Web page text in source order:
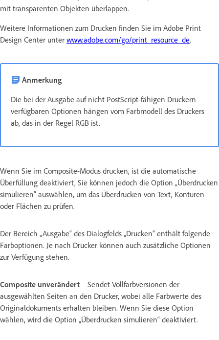
mit transparenten Objekten überlappen.
Weitere Informationen zum Drucken finden Sie im Adobe Print
Design Center unter www.adobe.com/go/print_resource_de.
Anmerkung
Die bei der Ausgabe auf nicht PostScript-fähigen Druckern
verfügbaren Optionen hängen vom Farbmodell des Druckers
ab, das in der Regel RGB ist.
Wenn Sie im Composite-Modus drucken, ist die automatische
Überfüllung deaktiviert, Sie können jedoch die Option „Überdrucken
simulieren“ auswählen, um das Überdrucken von Text, Konturen
oder Flächen zu prüfen.
Der Bereich „Ausgabe“ des Dialogfelds „Drucken“ enthält folgende
Farboptionen. Je nach Drucker können auch zusätzliche Optionen
zur Verfügung stehen.
Composite unverändert
Sendet Vollfarbversionen der
ausgewählten Seiten an den Drucker, wobei alle Farbwerte des
Originaldokuments erhalten bleiben. Wenn Sie diese Option
wählen, wird die Option „Überdrucken simulieren“ deaktiviert.